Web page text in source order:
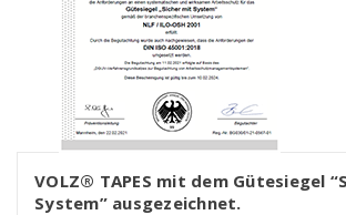
VOLZ® TAPES mit dem Gütesiegel
System” ausgezeichnet.